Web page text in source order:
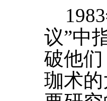
议”中
破他
珈术